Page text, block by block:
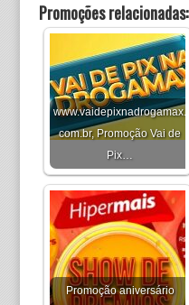
Promoções relacionadas:
www.vaidepixnadrogamax.
com.br, Promoção Vai de
Pix…
Promoção aniversário